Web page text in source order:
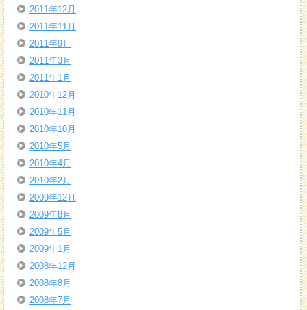
2011年12月
2011年11月
2011年9月
2011年3月
2011年1月
2010年12月
2010年11月
2010年10月
2010年5月
2010年4月
2010年2月
2009年12月
2009年8月
2009年5月
2009年1月
2008年12月
2008年8月
2008年7月